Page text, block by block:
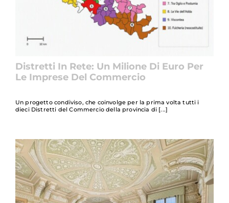
Distretti In Rete: Un Milione Di Euro Per
Le Imprese Del Commercio
Un progetto condiviso, che coinvolge per la prima volta tutti i
dieci Distretti del Commercio della provincia di